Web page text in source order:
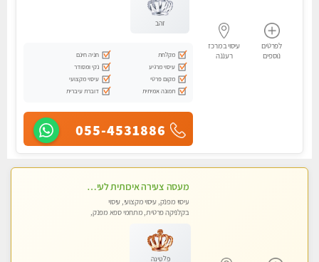
לפרטים
נוספים
עיסוי במרכז
רעננה
זהב
מקלחת
חניה חינם
עיסוי מרגיע
נקי ומסודר
מקום פרטי
עיסוי מקצועי
תמונה אמיתית
דוברת עיברית
055-4531886
מעסה צעירה איכותית לעיסוי מפנק ומקצועי - לאנשים איכותיים ורציניים בלבד.....VIP.
עיסוי מפנק, עיסוי מקצועי, עיסוי
בקלניקה פרטית, מתחמי ספא מפנק,
פלטינה